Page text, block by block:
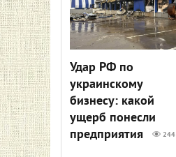
Удар РФ по
украинскому
бизнесу: какой
ущерб понесли
предприятия
244